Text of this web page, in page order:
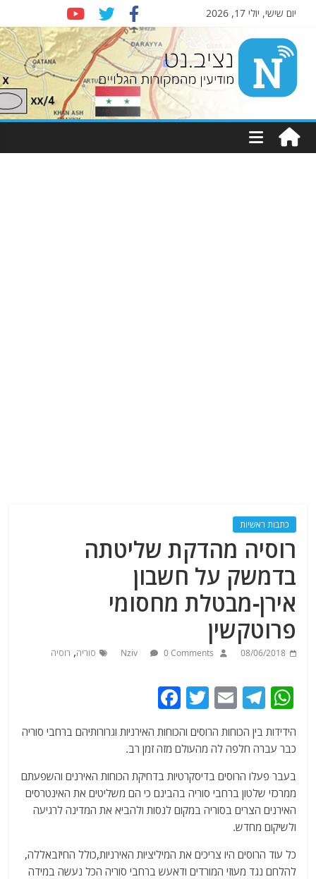
יום שישי, יולי 17, 2026
Nziv.net
מודיעין
מהמקורות
כתבות ראשיות
רוסיה מהדקת שליטתה
בדמשק על חשבון
אירן-מבטלת מחסומי
פרוטקשין
08/06/2018
Nziv 0 Comments סוריה, רוסיה
W
at
s
A
p
p
T
e
g
ra
m
E
ai
l
T
itt
er
c
e
b
o
k
הידידות בין הכוחות הרוסים והכוחות האירניות וגרורותיהם ברחבי סוריה
כבר עברה חלפה לה מהעולם מזה זמן רב.
בעבר פעלו הרוסים בדיסקרטיות בדחיקת הכוחות האירנים והשפעתם
ממרכזי שלטון ברחבי סוריה בהבינם כי הם משליטים את האינטרסים
האירנים הצרים בסוריה במקום לנסות ולהביא את המדינה לרגיעה
ולשיקום מחדש.
כל עוד הרוסים היו צריכים את המיליציות האירניות,כולל החיזבאללה,
להלחם נגד מעוזי המורדים ודאעש ברחבי סוריה הכל נעשה במידה